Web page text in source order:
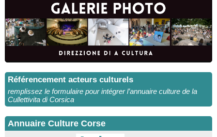
Référencement acteurs culturels
remplissez le formulaire pour intégrer l’annuaire culture de la
Cullettivita di Corsica
Annuaire Culture Corse